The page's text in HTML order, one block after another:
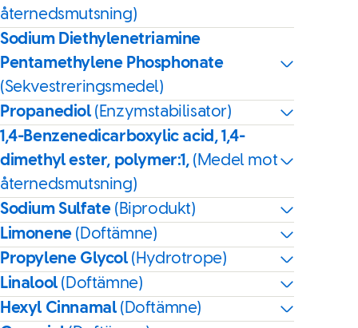
åternedsmutsning)
Sodium Diethylenetriamine
Pentamethylene Phosphonate
(Sekvestreringsmedel)
Propanediol(Enzymstabilisator)
1,4-Benzenedicarboxylic acid, 1,4-
dimethyl ester, polymer:1, (Medel mot
åternedsmutsning)
Sodium Sulfate (Biprodukt)
Limonene (Doftämne)
Propylene Glycol(Hydrotrope)
Linalool(Doftämne)
Hexyl Cinnamal(Doftämne)